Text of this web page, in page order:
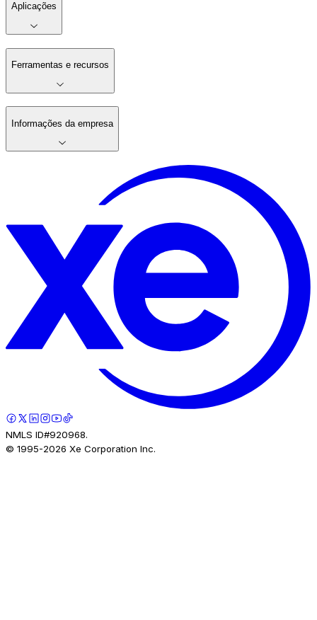
Aplicações
Ferramentas e recursos
Informações da empresa
NMLS ID#920968.
© 1995-2026 Xe Corporation Inc.